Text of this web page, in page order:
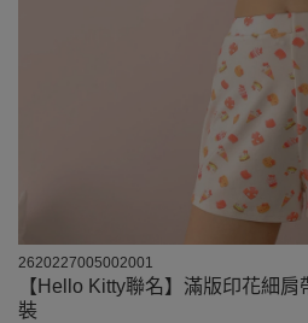
2620227005002001
【Hello Kitty聯名】滿版印花細
裝